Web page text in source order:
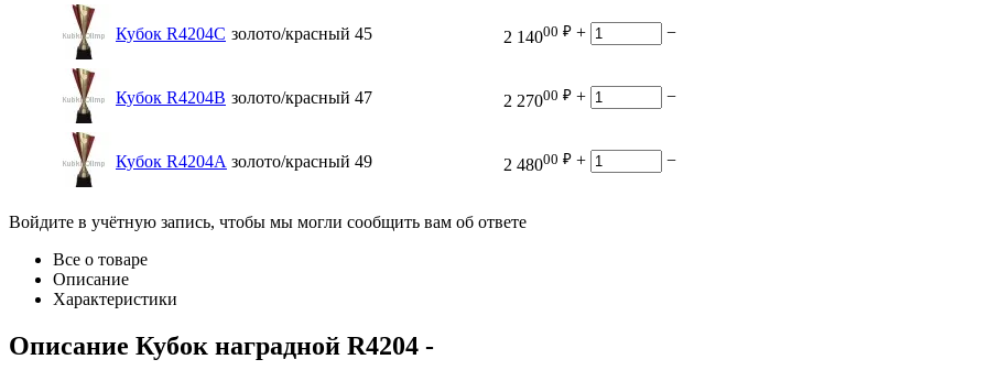
Кубок R4204C золото/красный 45 2 14000 ₽ + −
Кубок R4204B золото/красный 47 2 27000 ₽ + −
Кубок R4204A золото/красный 49 2 48000 ₽ + −
Войдите в учётную запись, чтобы мы могли сообщить вам об ответе
Все о товаре
Описание
Характеристики
Описание Кубок наградной R4204 -